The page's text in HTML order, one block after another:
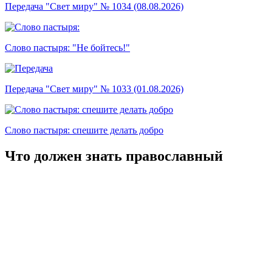
Передача "Свет миру" № 1034 (08.08.2026)
Слово пастыря: "Не бойтесь!"
Передача "Свет миру" № 1033 (01.08.2026)
Слово пастыря: спешите делать добро
Что должен знать православный